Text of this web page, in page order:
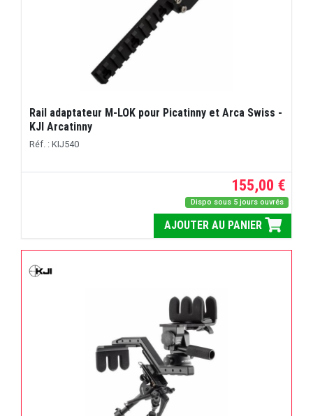
Rail adaptateur M-LOK pour Picatinny et Arca Swiss -
KJI Arcatinny
Réf. : KIJ540
155,00 €
Dispo sous 5 jours ouvrés
AJOUTER AU PANIER